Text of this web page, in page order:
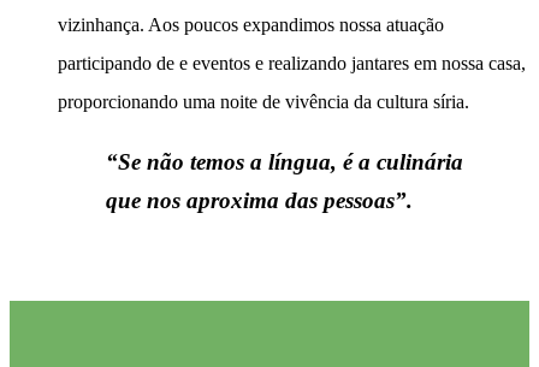
vizinhança. Aos poucos expandimos nossa atuação
participando de e eventos e realizando jantares em nossa casa,
proporcionando uma noite de vivência da cultura síria.
“Se não temos a língua, é a culinária
que nos aproxima das pessoas”.